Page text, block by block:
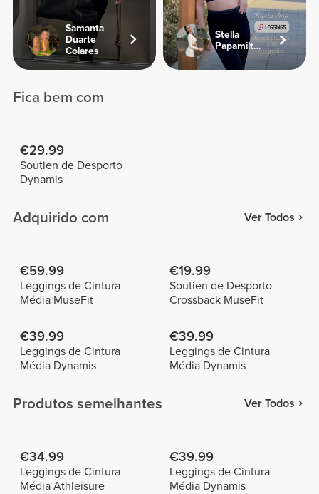
Samanta
Duarte
Colares
Stella
Papamiltiadous
Fica bem com
€29.99
Soutien de Desporto
Dynamis
Adquirido com Ver Todos
€59.99
Leggings de Cintura
Média MuseFit
€19.99
Soutien de Desporto
Crossback MuseFit
€39.99
Leggings de Cintura
Média Dynamis
€39.99
Leggings de Cintura
Média Dynamis
Produtos semelhantes Ver Todos
€34.99
Leggings de Cintura
Média Athleisure
€39.99
Leggings de Cintura
Média Dynamis